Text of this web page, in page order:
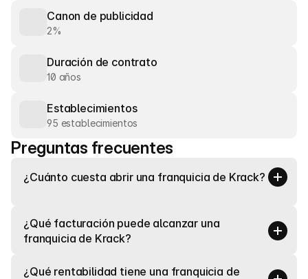
Canon de publicidad
2%
Duración de contrato
10 años
Establecimientos
95 establecimientos
Preguntas frecuentes
¿Cuánto cuesta abrir una franquicia de Krack?
¿Qué facturación puede alcanzar una
franquicia de Krack?
¿Qué rentabilidad tiene una franquicia de